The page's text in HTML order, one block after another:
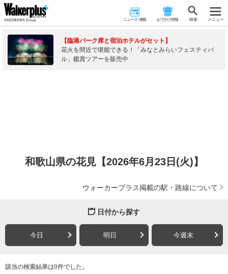
ニュース･連載 おでかけ情報 検 索 メニュー
【臨港パーク席と宿泊ホテルがセット】
花火を間近で堪能できる！「みなとみらいフェスティバ
ル」鑑賞ツアーを販売中
和歌山県の花見【2026年6月23日(火)】
ウォーカープラス掲載の駅・路線について
日付から探す
今日 明日 今週末
該当の検索結果は0件でした。